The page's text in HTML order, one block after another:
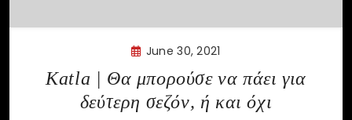
June 30, 2021
Katla | Θα μπορούσε να πάει για
δεύτερη σεζόν, ή και όχι